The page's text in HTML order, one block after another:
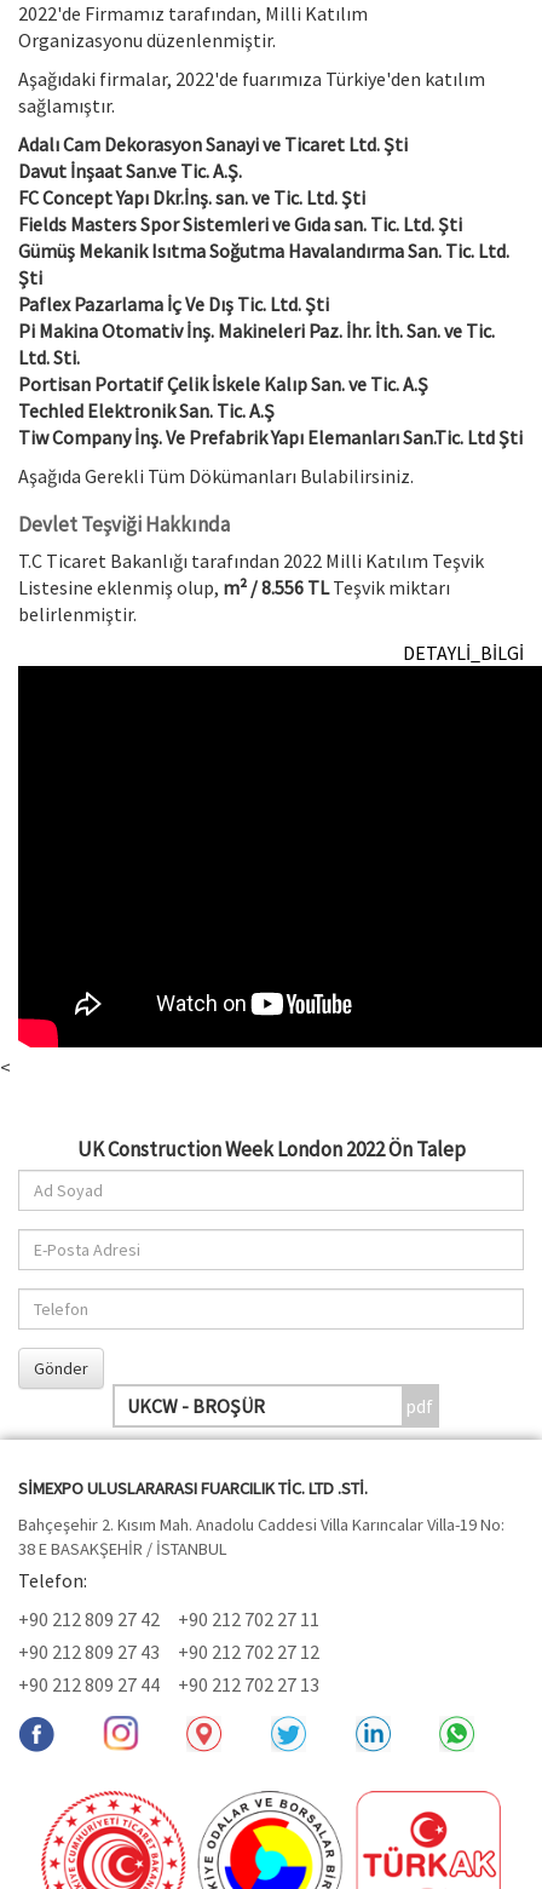
2022'de Firmamız tarafından, Milli Katılım
Organizasyonu düzenlenmiştir.
Aşağıdaki firmalar, 2022'de fuarımıza Türkiye'den katılım
sağlamıştır.
Adalı Cam Dekorasyon Sanayi ve Ticaret Ltd. Şti
Davut İnşaat San.ve Tic. A.Ş.
FC Concept Yapı Dkr.İnş. san. ve Tic. Ltd. Şti
Fields Masters Spor Sistemleri ve Gıda san. Tic. Ltd. Şti
Gümüş Mekanik Isıtma Soğutma Havalandırma San. Tic. Ltd.
Şti
Paflex Pazarlama İç Ve Dış Tic. Ltd. Şti
Pi Makina Otomativ İnş. Makineleri Paz. İhr. İth. San. ve Tic.
Ltd. Sti.
Portisan Portatif Çelik İskele Kalıp San. ve Tic. A.Ş
Techled Elektronik San. Tic. A.Ş
Tiw Company İnş. Ve Prefabrik Yapı Elemanları San.Tic. Ltd Şti
Aşağıda Gerekli Tüm Dökümanları Bulabilirsiniz.
Devlet Teşviği Hakkında
T.C Ticaret Bakanlığı tarafından 2022 Milli Katılım Teşvik
Listesine eklenmiş olup, m² / 8.556 TLTeşvik miktarı
belirlenmiştir.
DETAYLİ_BİLGİ
<
UK Construction Week London 2022 Ön Talep
UKCW - BROŞÜR
SİMEXPO ULUSLARARASI FUARCILIK TİC. LTD .STİ.
Bahçeşehir 2. Kısım Mah. Anadolu Caddesi Villa Karıncalar Villa-19 No:
38 E BASAKŞEHİR / İSTANBUL
Telefon:
+90 212 809 27 42
+90 212 702 27 11
+90 212 809 27 43
+90 212 702 27 12
+90 212 809 27 44
+90 212 702 27 13